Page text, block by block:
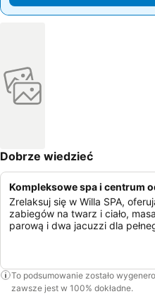
Dobrze wiedzieć
Kompleksowe spa i centrum
Zrelaksuj się w Willa SPA,
zabiegów na twarz i ciało,
parową i dwa jacuzzi dla
To podsumowanie zostało
zawsze jest w 100% dokładne.